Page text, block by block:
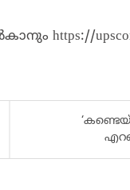
https://